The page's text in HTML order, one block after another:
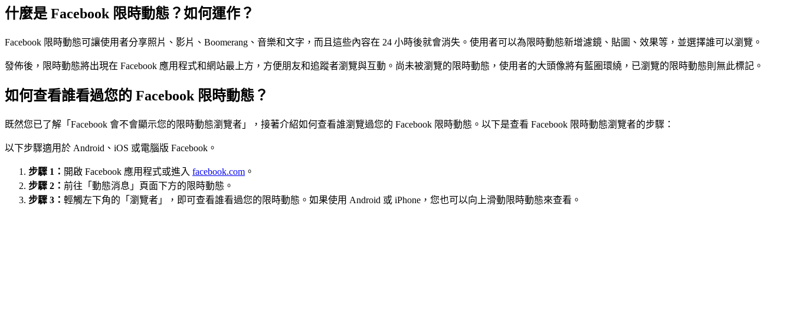
什麼是 Facebook 限時動態？如何運作？
Facebook 限時動態可讓使用者分享照片、影片、Boomerang、音樂和文字，而且這些內容在 24 小時後就會消失。使用者可以為限時動態新增濾鏡、貼圖、效果等，並選擇誰可以瀏覽。
發佈後，限時動態將出現在 Facebook 應用程式和網站最上方，方便朋友和追蹤者瀏覽與互動。尚未被瀏覽的限時動態，使用者的大頭像將有藍圈環繞，已瀏覽的限時動態則無此標記。
如何查看誰看過您的 Facebook 限時動態？
既然您已了解「Facebook 會不會顯示您的限時動態瀏覽者」，接著介紹如何查看誰瀏覽過您的 Facebook 限時動態。以下是查看 Facebook 限時動態瀏覽者的步驟：
以下步驟適用於 Android、iOS 或電腦版 Facebook。
步驟 1： 開啟 Facebook 應用程式或進入 facebook.com 。
步驟 2： 前往「動態消息」頁面下方的限時動態。
步驟 3： 輕觸左下角的「瀏覽者」，即可查看誰看過您的限時動態。如果使用 Android 或 iPhone，您也可以向上滑動限時動態來查看。